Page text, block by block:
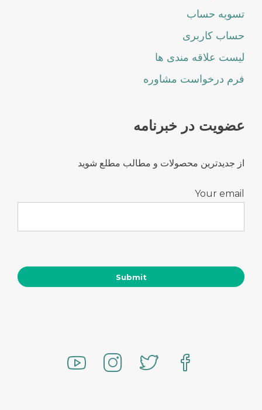
تسویه حساب
حساب کاربری
لیست علاقه مندی ها
فرم درخواست مشاوره
عضویت در خبرنامه
از جدیدترین محصولات و مطالب مطلع شوید
Your email